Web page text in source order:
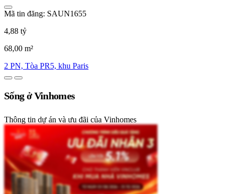
Mã tin đăng: SAUN1655
4,88 tỷ
68,00 m²
2 PN, Tòa PR5, khu Paris
Sống ở Vinhomes
Thông tin dự án và ưu đãi của Vinhomes